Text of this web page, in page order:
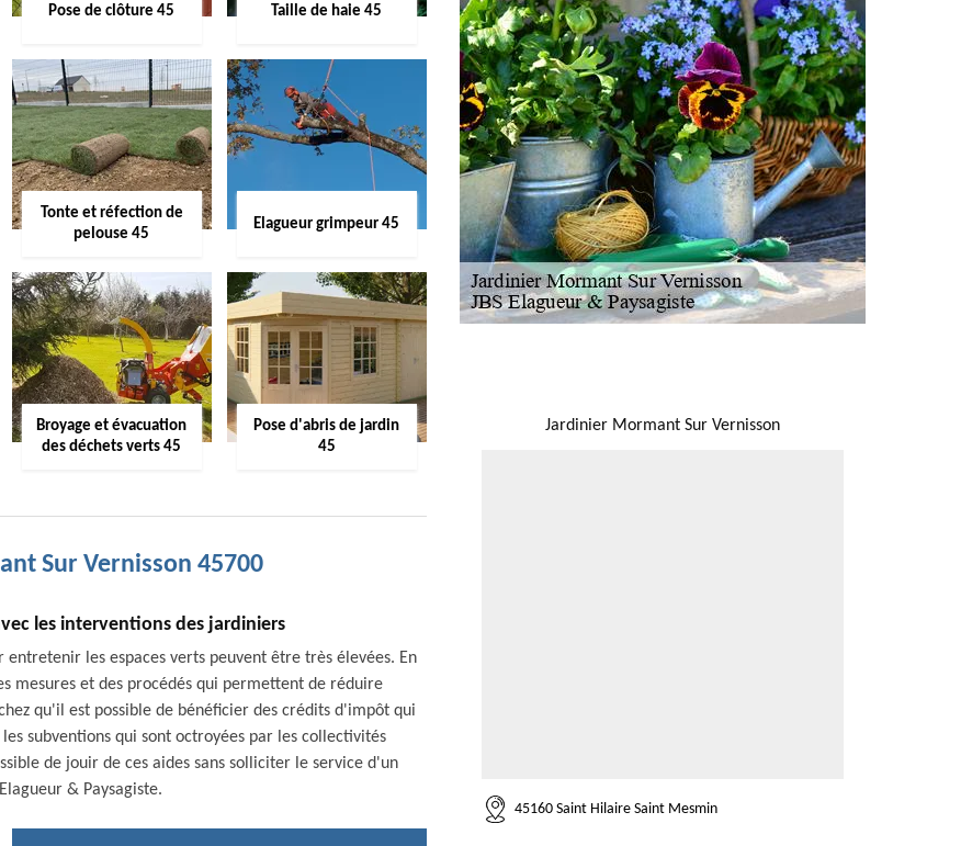
Pose de clôture 45 Taille de haie 45
Tonte et réfection de
pelouse 45
Elagueur grimpeur 45
Broyage et évacuation
des déchets verts 45
Pose d'abris de jardin
45
Sur Vernisson 45700
les interventions des jardiniers
les espaces verts peuvent être très élevées. En
mesures et des procédés qui permettent de réduire
qu'il est possible de bénéficier des crédits d'impôt qui
subventions qui sont octroyées par les collectivités
de jouir de ces aides sans solliciter le service d'un
& Paysagiste.
Jardinier Mormant Sur Vernisson
45160 Saint Hilaire Saint Mesmin